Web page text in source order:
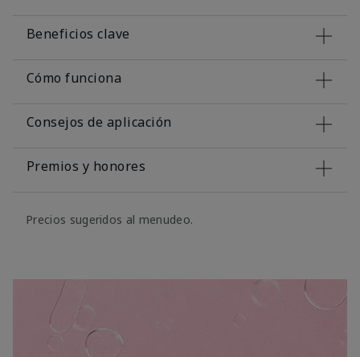
Beneficios clave
Cómo funciona
Consejos de aplicación
Premios y honores
Precios sugeridos al menudeo.